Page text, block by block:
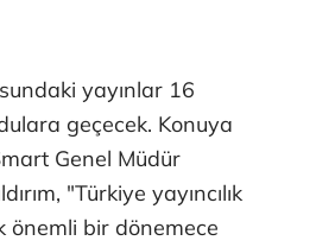
yayınlar 16
geçecek. Konuya
Genel Müdür
"Türkiye yayıncılık
önemli bir dönemece